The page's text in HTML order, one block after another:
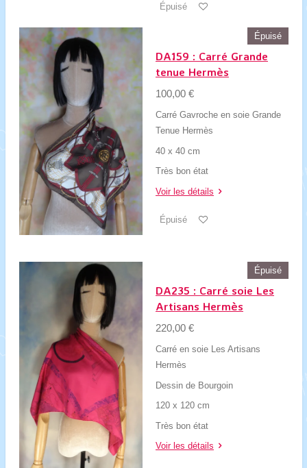
Épuisé
Épuisé
DA159 : Carré Grande
tenue Hermès
100,00 €
Carré Gavroche en soie Grande
Tenue Hermès
40 x 40 cm
Très bon état
Voir les détails
Épuisé
Épuisé
DA235 : Carré soie Les
Artisans Hermès
220,00 €
Carré en soie Les Artisans
Hermès
Dessin de Bourgoin
120 x 120 cm
Très bon état
Voir les détails